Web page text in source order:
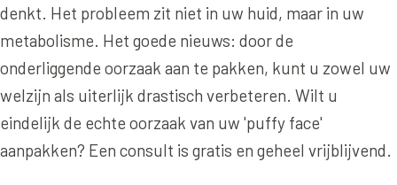
Lippen
Nasolabiale plooi
Marionetlijnen
Mondhoeken
Verticale liplijntjes
Juvéderm Volbella
Prostrolane
Radiesse
Stress Cortisol profiel
PCOS Huid profiel
HUIDPROBLEMEN
Overgevoelige Huid Profiel
denkt. Het probleem zit niet in uw huid, maar in uw
metabolisme. Het goede nieuws: door de
onderliggende oorzaak aan te pakken, kunt u zowel uw
welzijn als uiterlijk drastisch verbeteren. Wilt u
eindelijk de echte oorzaak van uw 'puffy face'
aanpakken? Een consult is gratis en geheel vrijblijvend.